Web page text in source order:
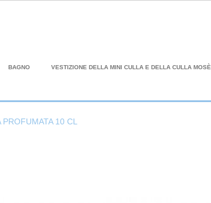
BAGNO VESTIZIONE DELLA MINI CULLA E DELLA CULLA MOSÈ
10 CL